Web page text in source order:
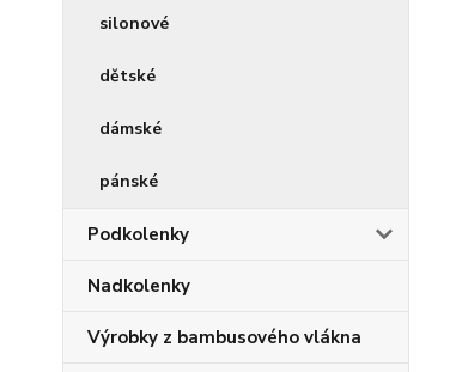
silonové
dětské
dámské
pánské
Podkolenky
Nadkolenky
Výrobky z bambusového vlákna